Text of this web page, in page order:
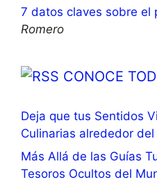
7 datos claves sobre el
Romero
CONOCE
Deja que tus Sentidos
Culinarias alrededor
Más Allá de las Guías
Tesoros Ocultos del